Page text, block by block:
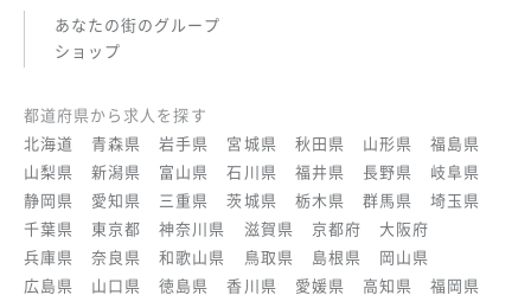
あなたの街のグループ
ショップ
都道府県から求人を探す
北海道
青森県 岩手県 宮城県 秋田県 山形県
福島県
山梨県
新潟県 富山県 石川県 福井県 長野県
岐阜県
静岡県
愛知県 三重県 茨城県 栃木県 群馬県
埼玉県
千葉県
東京都 神奈川県 滋賀県 京都府
大阪府
兵庫県
奈良県 和歌山県 鳥取県 島根県
岡山県
広島県
山口県 徳島県 香川県 愛媛県 高知県
福岡県